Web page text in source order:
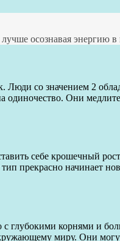
осознавая энергию
Люди со значением 2
одиночество. Они
себе крошечный
прекрасно начинает
с глубокими корнями и
миру. Они